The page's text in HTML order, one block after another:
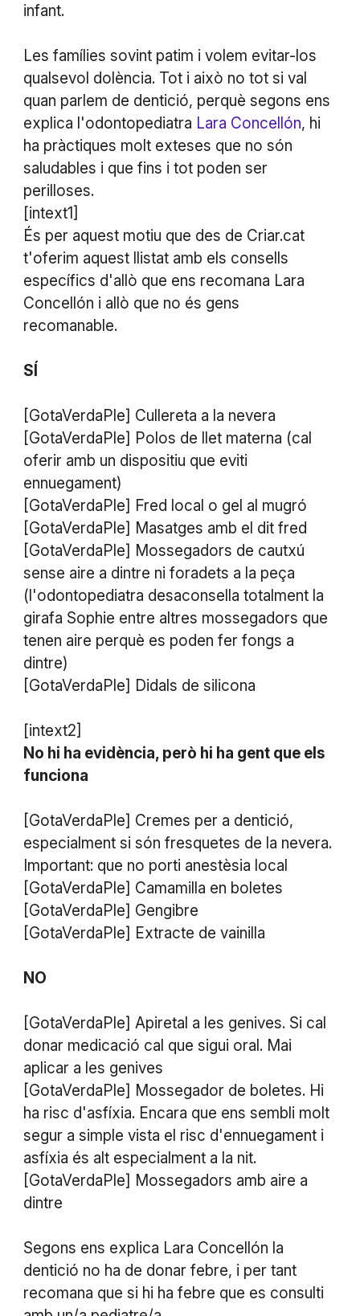
infant.
Les famílies sovint patim i volem evitar-los
qualsevol dolència. Tot i això no tot si val
quan parlem de dentició, perquè segons ens
explica l'odontopediatra Lara Concellón, hi
ha pràctiques molt exteses que no són
saludables i que fins i tot poden ser
perilloses.
[intext1]
És per aquest motiu que des de Criar.cat
t'oferim aquest llistat amb els consells
específics d'allò que ens recomana Lara
Concellón i allò que no és gens
recomanable.
SÍ
[GotaVerdaPle] Cullereta a la nevera
[GotaVerdaPle] Polos de llet materna (cal
oferir amb un dispositiu que eviti
ennuegament)
[GotaVerdaPle] Fred local o gel al mugró
[GotaVerdaPle] Masatges amb el dit fred
[GotaVerdaPle] Mossegadors de cautxú
sense aire a dintre ni foradets a la peça
(l'odontopediatra desaconsella totalment la
girafa Sophie entre altres mossegadors que
tenen aire perquè es poden fer fongs a
dintre)
[GotaVerdaPle] Didals de silicona
[intext2]
No hi ha evidència, però hi ha gent que els
funciona
[GotaVerdaPle] Cremes per a dentició,
especialment si són fresquetes de la nevera.
Important: que no porti anestèsia local
[GotaVerdaPle] Camamilla en boletes
[GotaVerdaPle] Gengibre
[GotaVerdaPle] Extracte de vainilla
NO
[GotaVerdaPle] Apiretal a les genives. Si cal
donar medicació cal que sigui oral. Mai
aplicar a les genives
[GotaVerdaPle] Mossegador de boletes. Hi
ha risc d'asfíxia. Encara que ens sembli molt
segur a simple vista el risc d'ennuegament i
asfíxia és alt especialment a la nit.
[GotaVerdaPle] Mossegadors amb aire a
dintre
Segons ens explica Lara Concellón la
dentició no ha de donar febre, i per tant
recomana que si hi ha febre que es consulti